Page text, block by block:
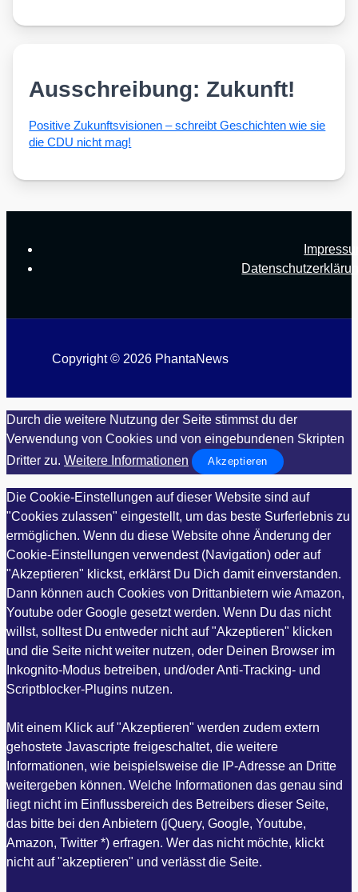
Ausschreibung: Zukunft!
Posi­ti­ve Zukunfts­vi­sio­nen – schreibt Geschich­ten wie sie
die CDU nicht mag!
Copyright © 2026 PhantaNews
Durch die weitere Nutzung der Seite stimmst du der
Verwendung von Cookies und von eingebundenen Skripten
Dritter zu. Weitere Informationen Akzeptieren
Die Cookie-Einstellungen auf dieser Website sind auf
"Cookies zulassen" eingestellt, um das beste Surferlebnis zu
ermöglichen. Wenn du diese Website ohne Änderung der
Cookie-Einstellungen verwendest (Navigation) oder auf
"Akzeptieren" klickst, erklärst Du Dich damit einverstanden.
Dann können auch Cookies von Drittanbietern wie Amazon,
Youtube oder Google gesetzt werden. Wenn Du das nicht
willst, solltest Du entweder nicht auf "Akzeptieren" klicken
und die Seite nicht weiter nutzen, oder Deinen Browser im
Inkognito-Modus betreiben, und/oder Anti-Tracking- und
Scriptblocker-Plugins nutzen.
Mit einem Klick auf "Akzeptieren" werden zudem extern
gehostete Javascripte freigeschaltet, die weitere
Informationen, wie beispielsweise die IP-Adresse an Dritte
weitergeben können. Welche Informationen das genau sind
liegt nicht im Einflussbereich des Betreibers dieser Seite,
das bitte bei den Anbietern (jQuery, Google, Youtube,
Amazon, Twitter *) erfragen. Wer das nicht möchte, klickt
nicht auf "akzeptieren" und verlässt die Seite.